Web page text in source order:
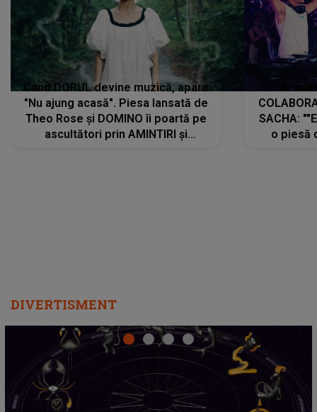
Când DORUL devine muzică, apare
"Nu ajung acasă". Piesa lansată de
Theo Rose și DOMINO îi poartă pe
ascultători prin AMINTIRI și
SACHA:
o piesă
DIVERTISMENT